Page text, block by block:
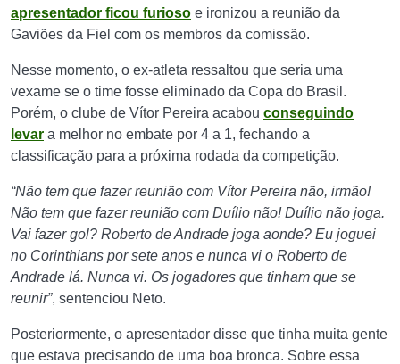
apresentador ficou furioso e ironizou a reunião da
Gaviões da Fiel com os membros da comissão.
Nesse momento, o ex-atleta ressaltou que seria uma
vexame se o time fosse eliminado da Copa do Brasil.
Porém, o clube de Vítor Pereira acabou conseguindo
levar a melhor no embate por 4 a 1, fechando a
classificação para a próxima rodada da competição.
“Não tem que fazer reunião com Vítor Pereira não, irmão!
Não tem que fazer reunião com Duílio não! Duílio não joga.
Vai fazer gol? Roberto de Andrade joga aonde? Eu joguei
no Corinthians por sete anos e nunca vi o Roberto de
Andrade lá. Nunca vi. Os jogadores que tinham que se
reunir”, sentenciou Neto.
Posteriormente, o apresentador disse que tinha muita gente
que estava precisando de uma boa bronca. Sobre essa